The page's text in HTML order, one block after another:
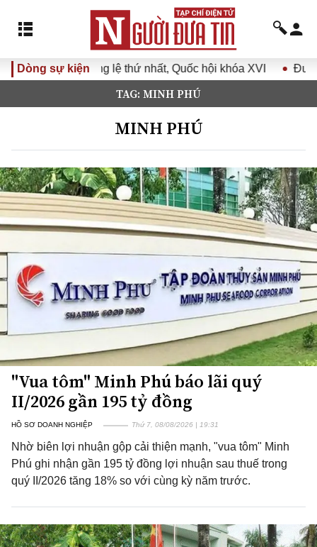
Dòng sự kiện
nhất, Quốc hội khóa XVI Đưa Nghị quyết Đại hội
TAG: MINH PHÚ
MINH PHÚ
"Vua tôm" Minh Phú báo lãi quý
II/2026 gần 195 tỷ đồng
HỒ SƠ DOANH NGHIỆP Thứ 7, 08/08/2026 | 19:31
Nhờ biên lợi nhuận gộp cải thiện mạnh, "vua tôm" Minh
Phú ghi nhận gần 195 tỷ đồng lợi nhuận sau thuế trong
quý II/2026 tăng 18% so với cùng kỳ năm trước.